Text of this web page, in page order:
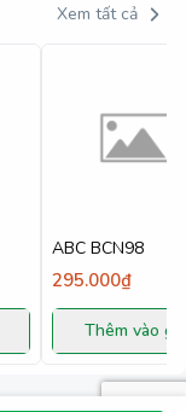
Xem tất cả
ABC BCN98
295.000₫
Thêm vào giỏ